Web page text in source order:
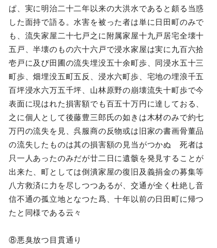
ぱ、実に明治二十二年以来の大洪水であると頗る当惑
した面持で語る。水害を被った者は単に日田町のみで
も、流失家屋二十七戸之に附属家屋十九戸居宅全壊十
五戸、半壊のもの六十六戸で浸水家屋は実に九百六拾
壱戸に及び田圃の流失埋没五十余町歩、同浸水五十三
町歩、畑埋没五町五反、浸水六町歩、宅地の埋浪千五
百坪浸水六万五千坪、山林原野の崩壊流失十町歩で今
表面に現はれた損害額でも百五十万円に達しておる、
之に個人として後藤豊三郎氏の如きは木材のみで約七
万円の流失を見、呉服商の反物或は旧家の書画骨董品
の流失したものは其の損害額の見当がつかぬ 死者は
只一人あったのみだが廿二日に遺骸を発見することが
出来た、町としては倒潰家屋の復旧及義捐金の募集等
八方救済に力を尽しつつあるが、交通が全く杜絶し音
信不通の孤立地となつた爲、十年以前の日田町に帰つ
たと同様である云々
⑧悪臭放つ目貫通り